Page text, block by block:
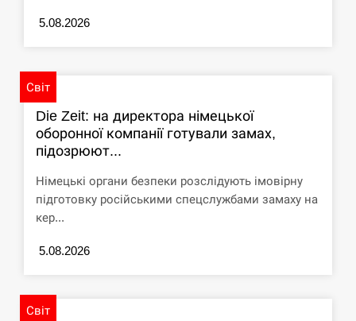
Россияне ударили “Бардеролями” по Харькову,
5.08.2026
Світ
Die Zeit: на директора німецької
оборонної компанії готували замах,
підозрюют...
Німецькі органи безпеки розслідують імовірну
підготовку російськими спецслужбами замаху на
кер...
5.08.2026
Світ